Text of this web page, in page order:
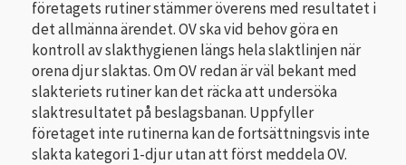
företagets rutiner stämmer överens med resultatet i
det allmänna ärendet. OV ska vid behov göra en
kontroll av slakthygienen längs hela slaktlinjen när
orena djur slaktas. Om OV redan är väl bekant med
slakteriets rutiner kan det räcka att undersöka
slaktresultatet på beslagsbanan. Uppfyller
företaget inte rutinerna kan de fortsättningsvis inte
slakta kategori 1-djur utan att först meddela OV.